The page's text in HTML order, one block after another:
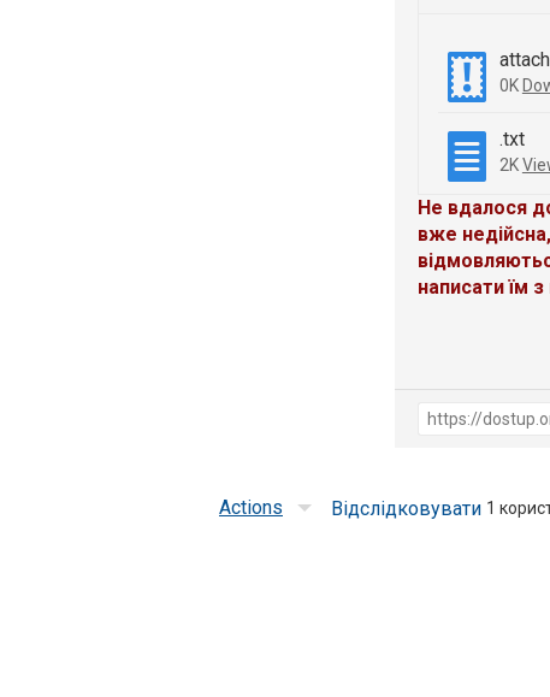
0K
.txt
2K
Не вдалося
вже
написати їм
Actions Відслідковувати 1